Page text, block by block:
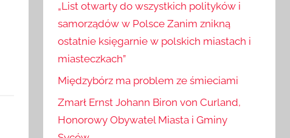
„List otwarty do wszystkich polityków i
samorządów w Polsce Zanim znikną
ostatnie księgarnie w polskich miastach i
Międzybórz ma problem ze śmieciami
Zmarł Ernst Johann Biron von Curland,
Honorowy Obywatel Miasta i Gminy